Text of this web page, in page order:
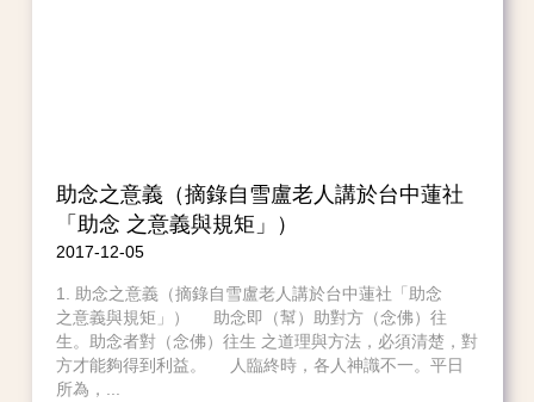
助念之意義（摘錄自雪盧老人講於台中蓮社
「助念 之意義與規矩」）
2017-12-05
1. 助念之意義（摘錄自雪盧老人講於台中蓮社「助念
之意義與規矩」） 助念即（幫）助對方（念佛）往
生。助念者對（念佛）往生 之道理與方法，必須清楚，對
方才能夠得到利益。 人臨終時，各人神識不一。平日
所為，...